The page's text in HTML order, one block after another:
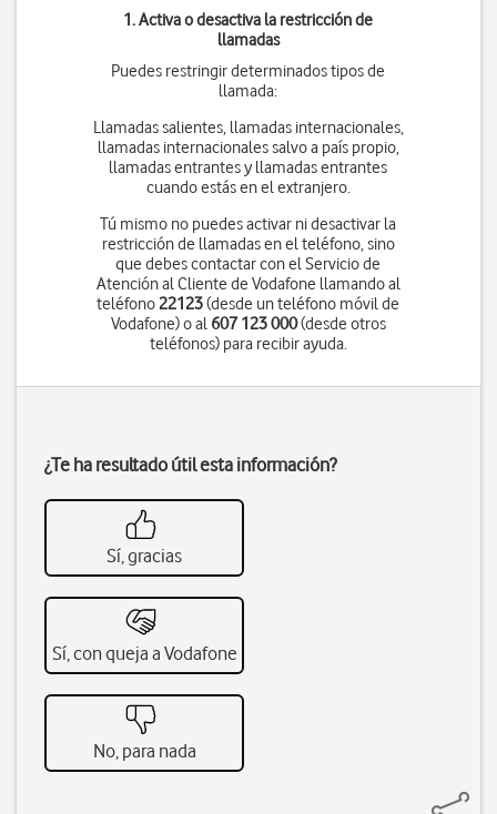
1. Activa o desactiva la restricción de
llamadas
Puedes restringir determinados tipos de
llamada:
Llamadas salientes, llamadas internacionales,
llamadas internacionales salvo a país propio,
llamadas entrantes y llamadas entrantes
cuando estás en el extranjero.
Tú mismo no puedes activar ni desactivar la
restricción de llamadas en el teléfono, sino
que debes contactar con el Servicio de
Atención al Cliente de Vodafone llamando al
teléfono22123(desde un teléfono móvil de
Vodafone) o al 607 123 000(desde otros
teléfonos) para recibir ayuda.
¿Te ha resultado útil esta información?
Sí, gracias
Sí, con queja a Vodafone
No, para nada